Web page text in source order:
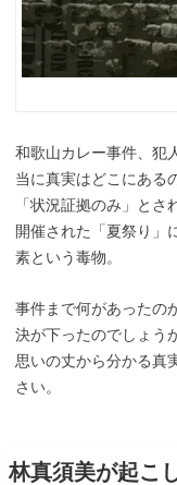
和歌山カレー事件、犯
当に真実はどこにある
「状況証拠のみ」と
開催された「夏祭り」
素という毒物。
事件まで何があったの
決が下ったのでしょう
思いの丈から分かる真
さい。
林真須美が起こ